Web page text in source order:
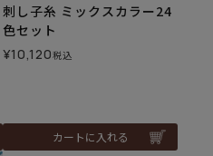
刺し子糸 ミックスカラー24
色セット
¥10,120税込
カートに入れる